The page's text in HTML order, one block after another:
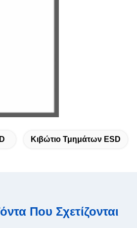
Κιβώτιο Τμημάτων ESD
Που Σχετίζονται